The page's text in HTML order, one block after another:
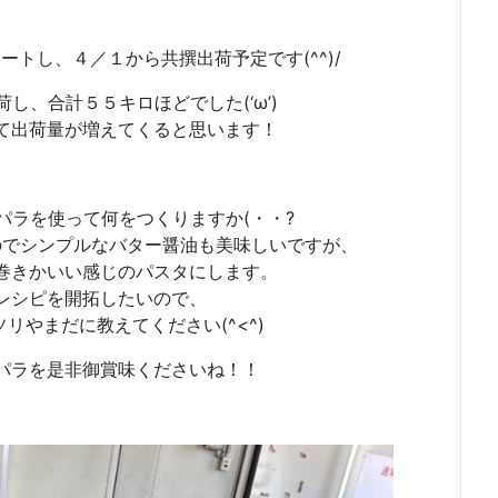
トし、４／１から共撰出荷予定です(^^)/
、合計５５キロほどでした(‘ω’)
荷量が増えてくると思います！
ラを使って何をつくりますか(・・?
シンプルなバター醤油も美味しいですが、
かいい感じのパスタにします。
ピを開拓したいので、
リやまだに教えてください(^<^)
を是非御賞味くださいね！！